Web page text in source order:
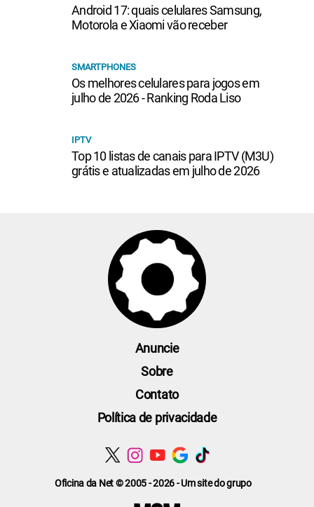
Android 17: quais celulares Samsung,
Motorola e Xiaomi vão receber
SMARTPHONES
Os melhores celulares para jogos em
julho de 2026 - Ranking Roda Liso
IPTV
Top 10 listas de canais para IPTV (M3U)
grátis e atualizadas em julho de 2026
Oficina da Net © 2005 - 2026 - Um site do grupo
Anuncie
Sobre
Contato
Política de privacidade